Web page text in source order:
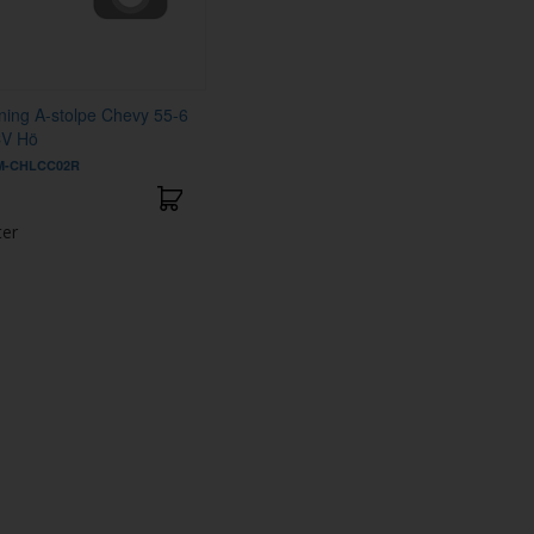
A-stolpe Chevy 55-6
Hö
CHLCC02R